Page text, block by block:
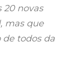
20 novas
mas que
todos da